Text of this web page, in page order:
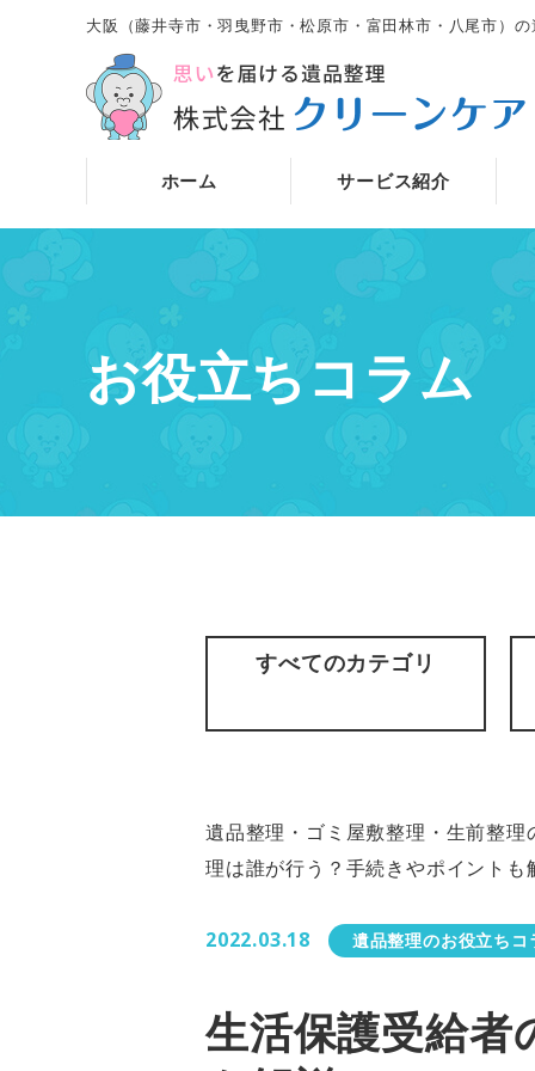
大阪（藤井寺市・羽曳野市・松原市・富田林市・八尾市）
ホーム サービス紹介
お役立ちコラム
すべてのカテゴリ
遺品整理・ゴミ屋敷整理・生前整理
理は誰が行う？手続きやポイントも
2022.03.18 遺品整理のお役立ちコ
生活保護受給者